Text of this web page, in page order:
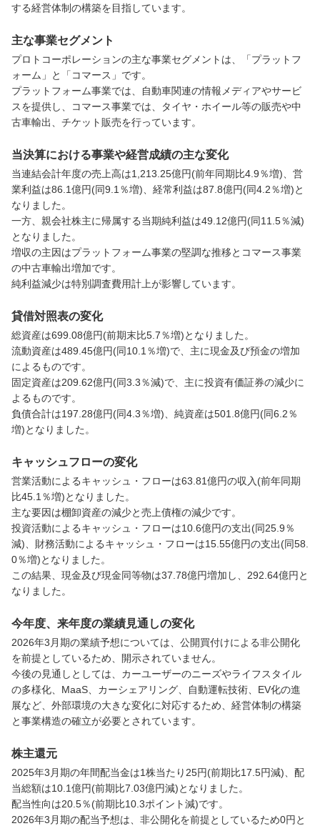
する経営体制の構築を目指しています。
主な事業セグメント
プロトコーポレーションの主な事業セグメントは、「プラットフ
ォーム」と「コマース」です。
プラットフォーム事業では、自動車関連の情報メディアやサービ
スを提供し、コマース事業では、タイヤ・ホイール等の販売や中
古車輸出、チケット販売を行っています。
当決算における事業や経営成績の主な変化
当連結会計年度の売上高は1,213.25億円(前年同期比4.9％増)、営
業利益は86.1億円(同9.1％増)、経常利益は87.8億円(同4.2％増)と
なりました。
一方、親会社株主に帰属する当期純利益は49.12億円(同11.5％減)
となりました。
増収の主因はプラットフォーム事業の堅調な推移とコマース事業
の中古車輸出増加です。
純利益減少は特別調査費用計上が影響しています。
貸借対照表の変化
総資産は699.08億円(前期末比5.7％増)となりました。
流動資産は489.45億円(同10.1％増)で、主に現金及び預金の増加
によるものです。
固定資産は209.62億円(同3.3％減)で、主に投資有価証券の減少に
よるものです。
負債合計は197.28億円(同4.3％増)、純資産は501.8億円(同6.2％
増)となりました。
キャッシュフローの変化
営業活動によるキャッシュ・フローは63.81億円の収入(前年同期
比45.1％増)となりました。
主な要因は棚卸資産の減少と売上債権の減少です。
投資活動によるキャッシュ・フローは10.6億円の支出(同25.9％
減)、財務活動によるキャッシュ・フローは15.55億円の支出(同58.
0％増)となりました。
この結果、現金及び現金同等物は37.78億円増加し、292.64億円と
なりました。
今年度、来年度の業績見通しの変化
2026年3月期の業績予想については、公開買付けによる非公開化
を前提としているため、開示されていません。
今後の見通しとしては、カーユーザーのニーズやライフスタイル
の多様化、MaaS、カーシェアリング、自動運転技術、EV化の進
展など、外部環境の大きな変化に対応するため、経営体制の構築
と事業構造の確立が必要とされています。
株主還元
2025年3月期の年間配当金は1株当たり25円(前期比17.5円減)、配
当総額は10.1億円(前期比7.03億円減)となりました。
配当性向は20.5％(前期比10.3ポイント減)です。
2026年3月期の配当予想は、非公開化を前提としているため0円と